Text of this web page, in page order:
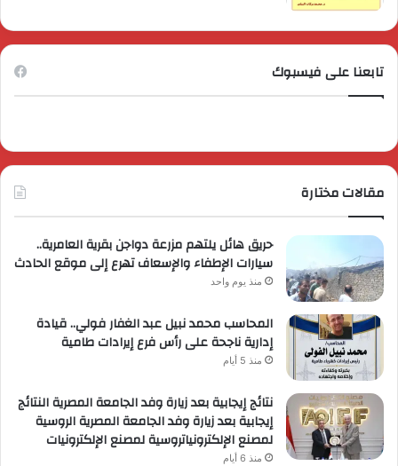
تابعنا على فيسبوك
مقالات مختارة
حريق هائل يلتهم مزرعة دواجن بقرية العامرية..
سيارات الإطفاء والإسعاف تهرع إلى موقع الحادث
منذ يوم واحد
المحاسب محمد نبيل عبد الغفار فولي.. قيادة
إدارية ناجحة على رأس فرع إيرادات طامية
منذ 5 أيام
نتائج إيجابية بعد زيارة وفد الجامعة المصرية النتائج
إيجابية بعد زيارة وفد الجامعة المصرية الروسية
لمصنع الإلكترونياتروسية لمصنع الإلكترونيات
منذ 6 أيام